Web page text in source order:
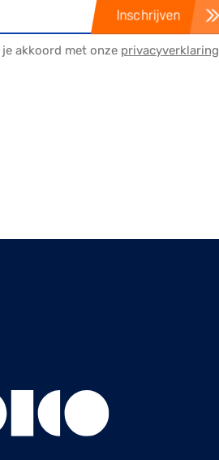
Inschrijven
akkoord met onze privacyverklaring